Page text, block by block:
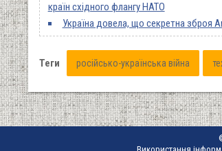
країн східного флангу НАТО
Україна довела, що секретна зброя
Теги російсько-українська війна